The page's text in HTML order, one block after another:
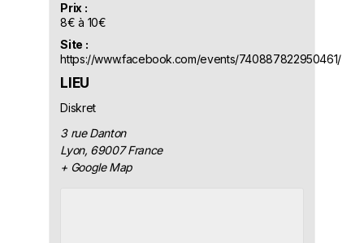
Prix :
8€ à 10€
Site :
https://www.facebook.com/events/740887822950461/
LIEU
Diskret
3 rue Danton
Lyon, 69007 France
+ Google Map